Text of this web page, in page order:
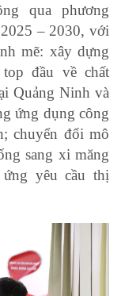
qua phương
– 2030, với
mẽ: xây dựng
đầu về chất
Quảng Ninh và
ứng dụng công
chuyển đổi mô
sang xi măng
yêu cầu thị